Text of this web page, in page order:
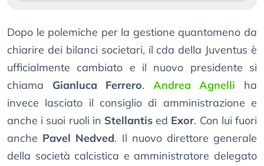
Dopo le polemiche per la gestione quantomeno da
chiarire dei bilanci societari, il cda della Juventus è
ufficialmente cambiato e il nuovo presidente si
chiama Gianluca Ferrero. Andrea Agnelli ha
invece lasciato il consiglio di amministrazione e
anche i suoi ruoli in Stellantis ed Exor. Con lui fuori
anche Pavel Nedved. Il nuovo direttore generale
della società calcistica e amministratore delegato